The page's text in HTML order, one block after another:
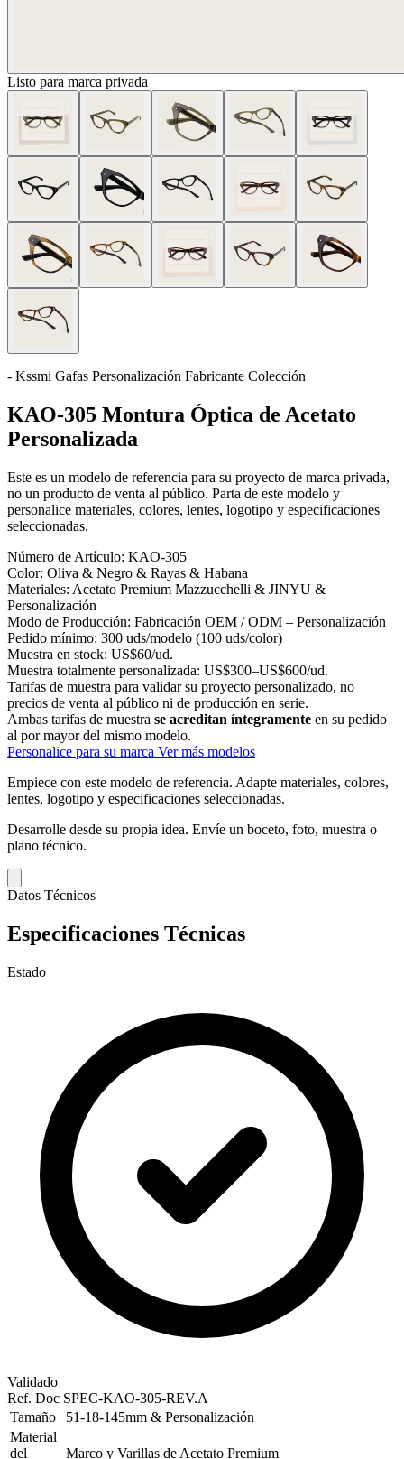
Listo para marca privada
- Kssmi Gafas Personalización Fabricante Colección
KAO-305 Montura Óptica de Acetato
Personalizada
Este es un modelo de referencia para su proyecto de marca privada,
no un producto de venta al público. Parta de este modelo y
personalice materiales, colores, lentes, logotipo y especificaciones
seleccionadas.
Número de Artículo: KAO-305
Color: Oliva & Negro & Rayas & Habana
Materiales: Acetato Premium Mazzucchelli & JINYU &
Personalización
Modo de Producción: Fabricación OEM / ODM – Personalización
Pedido mínimo: 300 uds/modelo (100 uds/color)
Muestra en stock: US$60/ud.
Muestra totalmente personalizada: US$300–US$600/ud.
Tarifas de muestra para validar su proyecto personalizado, no
precios de venta al público ni de producción en serie.
Ambas tarifas de muestra se acreditan íntegramente en su pedido
al por mayor del mismo modelo.
Personalice para su marca Ver más modelos
Empiece con este modelo de referencia. Adapte materiales, colores,
lentes, logotipo y especificaciones seleccionadas.
Desarrolle desde su propia idea. Envíe un boceto, foto, muestra o
plano técnico.
Datos Técnicos
Especificaciones Técnicas
Estado
Validado
Ref. Doc SPEC-KAO-305-REV.A
Tamaño
51-18-145mm & Personalización
Material
del
Marco y Varillas de Acetato Premium